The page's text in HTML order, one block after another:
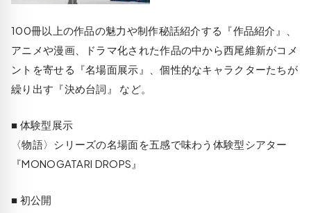
100冊以上の作品の魅力や制作秘話紹介する『作品紹介』、
アニメや漫画、ドラマ化された作品の中から西尾維新がコメ
ントを寄せる『名場面展示』、個性的なキャラクターたちが
繰り出す『決め台詞』 など。
■ 体験型展示
〈物語〉シリーズの名場面を五感で味わう体験型シアター
『MONOGATARI DROPS』
■ 初公開